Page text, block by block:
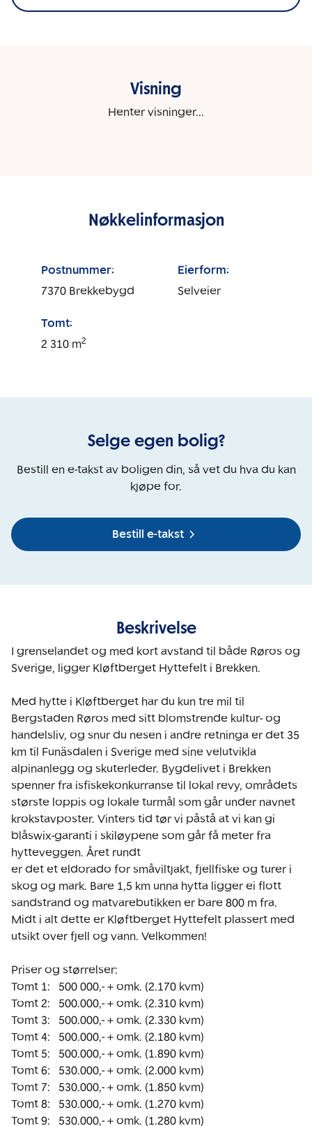
Visning
Henter visninger...
Nøkkelinformasjon
Postnummer:
7370 Brekkebygd
Eierform:
Selveier
Tomt:
2 310 m2
Selge egen bolig?
Bestill en e-takst av boligen din, så vet du hva du kan
kjøpe for.
Bestill e-takst
Beskrivelse
I grenselandet og med kort avstand til både Røros og
Sverige, ligger Kløftberget Hyttefelt i Brekken.
Med hytte i Kløftberget har du kun tre mil til
Bergstaden Røros med sitt blomstrende kultur- og
handelsliv, og snur du nesen i andre retninga er det 35
km til Funäsdalen i Sverige med sine velutvikla
alpinanlegg og skuterleder. Bygdelivet i Brekken
spenner fra isfiskekonkurranse til lokal revy, områdets
største loppis og lokale turmål som går under navnet
krokstavposter. Vinters tid tør vi påstå at vi kan gi
blåswix-garanti i skiløypene som går få meter fra
hytteveggen. Året rundt
er det et eldorado for småviltjakt, fjellfiske og turer i
skog og mark. Bare 1,5 km unna hytta ligger ei flott
sandstrand og matvarebutikken er bare 800 m fra.
Midt i alt dette er Kløftberget Hyttefelt plassert med
utsikt over fjell og vann. Velkommen!
Priser og størrelser:
Tomt 1:   500 000,- + omk. (2.170 kvm)
Tomt 2:   500.000,- + omk. (2.310 kvm)
Tomt 3:   500.000,- + omk. (2.330 kvm)
Tomt 4:   500.000,- + omk. (2.180 kvm)
Tomt 5:   500.000,- + omk. (1.890 kvm)
Tomt 6:   530.000,- + omk. (2.000 kvm)
Tomt 7:   530.000,- + omk. (1.850 kvm)
Tomt 8:   530.000,- + omk. (1.270 kvm)
Tomt 9:   530.000,- + omk. (1.280 kvm)